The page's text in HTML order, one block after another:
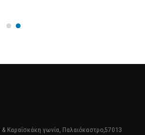
Καραΐσκάκη γωνία, Παλαιόκαστρο,57013